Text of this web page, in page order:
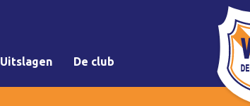
Uitslagen De club